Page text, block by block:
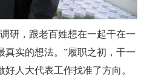
，跟老百姓想在一起干在一
真实的想法。”履职之初，干一
人大代表工作找准了方向。